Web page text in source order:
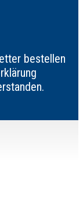
bestellen